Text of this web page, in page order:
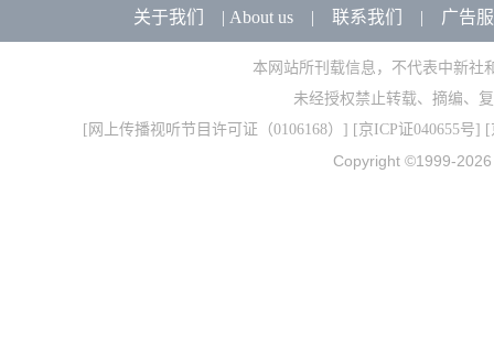
关于我们 | About us| 联系我们 | 广告
本网站所刊载信息，不代表中新社
未经授权禁止转载、摘编、
[ 网上传播视听节目许可证（0106168） ] [京ICP证040655号] [
Copyright ©1999-